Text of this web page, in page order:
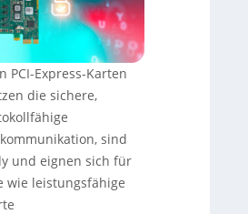
PCI-Express-Karten
die sichere,
sind
und eignen sich für
wie leistungsfähige